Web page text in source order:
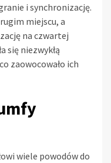
i synchronizację.
miejscu, a
na czwartej
się niezwykłą
zaowocowało ich
wiele powodów do